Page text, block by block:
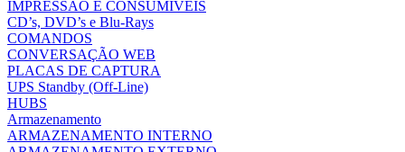
IMPRESSÃO E CONSUMÍVEIS
CD’s, DVD’s e Blu-Rays
COMANDOS
CONVERSAÇÃO WEB
PLACAS DE CAPTURA
UPS Standby (Off-Line)
HUBS
Armazenamento
ARMAZENAMENTO INTERNO